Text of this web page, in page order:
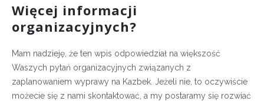
Więcej informacji
organizacyjnych?
Mam nadzieję, że ten wpis odpowiedział na większość
Waszych pytań organizacyjnych związanych z
zaplanowaniem wyprawy na Kazbek. Jeżeli nie, to oczywiście
możecie się z nami skontaktować, a my postaramy się rozwiać